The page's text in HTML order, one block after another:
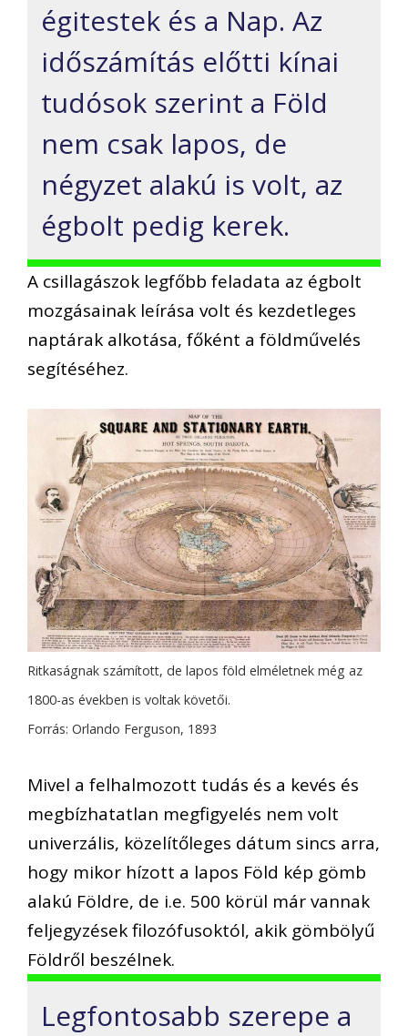
égitestek és a Nap. Az
időszámítás előtti kínai
tudósok szerint a Föld
nem csak lapos, de
négyzet alakú is volt, az
égbolt pedig kerek.
A csillagászok legfőbb feladata az égbolt
mozgásainak leírása volt és kezdetleges
naptárak alkotása, főként a földművelés
segítéséhez.
Ritkaságnak számított, de lapos föld elméletnek még az
1800-as években is voltak követői.
Forrás: Orlando Ferguson, 1893
Mivel a felhalmozott tudás és a kevés és
megbízhatatlan megfigyelés nem volt
univerzális, közelítőleges dátum sincs arra,
hogy mikor hízott a lapos Föld kép gömb
alakú Földre, de i.e. 500 körül már vannak
feljegyzések filozófusoktól, akik gömbölyű
Földről beszélnek.
Legfontosabb szerepe a